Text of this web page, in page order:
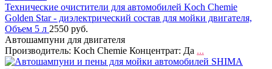
Технические очистители для автомобилей Koch Chemie
Golden Star - диэлектрический состав для мойки двигателя,
Объем 5 л 2550 руб.
Автошампуни для двигателя
Производитель: Koch Chemie Концентрат: Да ...